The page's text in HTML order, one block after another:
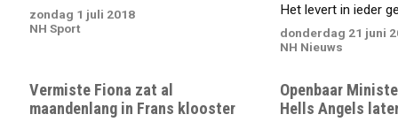
zondag 1 juli 2018
NH Sport
Het levert in ieder
donderdag 21 juni
NH Nieuws
Vermiste Fiona zat al
maandenlang in Frans klooster
Openbaar
Hells Angels